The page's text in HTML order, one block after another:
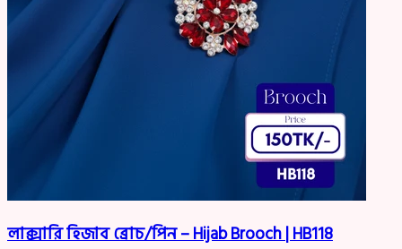
লাক্সারি হিজাব ব্রোচ/পিন – Hijab Brooch | HB118